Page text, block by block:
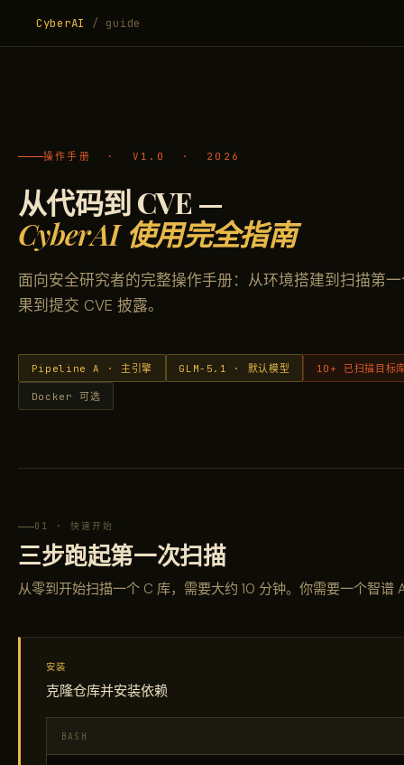
CyberAI / guide
操作手册 · V1.0 · 2026
从代码到 CVE —
CyberAI 使用完全指南
面向安全研究者的完整操作手册：从环境搭建到扫描第
果到提交 CVE 披露。
Pipeline A · 主引擎 GLM-5.1 · 默认模型 10+ 已扫描目标
Docker 可选
01 · 快速开始
三步跑起第一次扫描
从零到开始扫描一个 C 库，需要大约 10 分钟。你需要一个智谱
安装
克隆仓库并安装依赖
BASH